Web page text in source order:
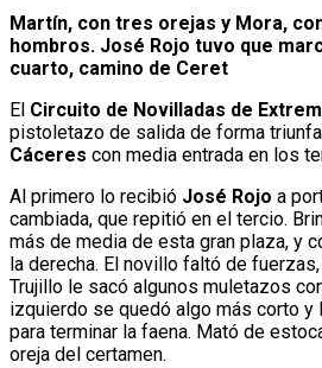
Martín, con tres orejas y Mora,
hombros. José Rojo tuvo que
cuarto, camino de Ceret
El Circuito de Novilladas de
pistoletazo de salida de forma
Cáceres con media entrada en los
Al primero lo recibió José Rojo a
cambiada, que repitió en el tercio.
más de media de esta gran plaza, y
la derecha. El novillo faltó de
Trujillo le sacó algunos muletazos
izquierdo se quedó algo más corto y
para terminar la faena. Mató de
oreja del certamen.